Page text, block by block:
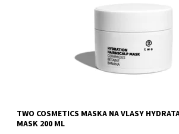
TWO COSMETICS MASKA NA VLASY
MASK 200 ML